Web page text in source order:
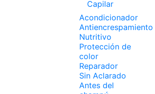
Capilar
Acondicionador
Antiencrespamiento
Nutritivo
Protección de
color
Reparador
Sin Aclarado
Antes del